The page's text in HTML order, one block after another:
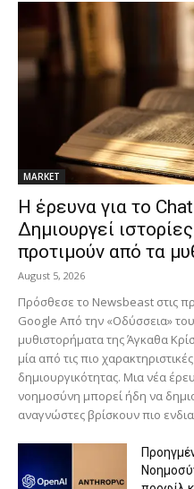
MARKET
H έρευνα για το
Δημιουργεί
προτιμούν από τα
August 5, 2026
Πρόσθεσε το Newsbeast στις
Google Από την «Οδύσσεια»
μυθιστορήματα της Άγκαθα
μία από τις πιο
δημιουργικότητας. Μια νέα
νοημοσύνη μπορεί ήδη να
αναγνώστες βρίσκουν πιο